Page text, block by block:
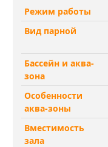
Режим работы
Вид парной
Бассейн и аква-
зона
Особенности
аква-зоны
Вместимость
зала